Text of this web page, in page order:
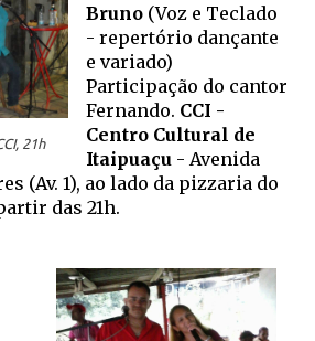
21h
Bruno (Voz e Teclado
- repertório dançante
e variado)
Participação do cantor
Fernando. CCI -
Centro Cultural de
Itaipuaçu - Avenida
(Av. 1), ao lado da pizzaria do
das 21h.